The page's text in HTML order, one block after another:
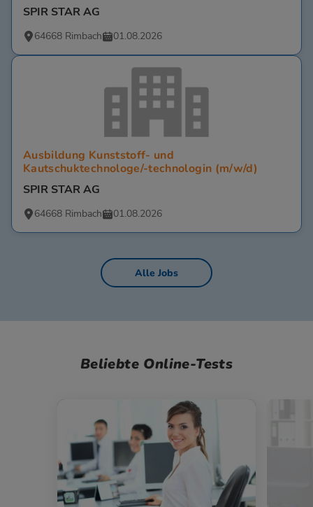
SPIR STAR AG
64668 Rimbach 01.08.2026
Ausbildung Kunststoff- und
Kautschuktechnologe/-technologin (m/w/d)
SPIR STAR AG
64668 Rimbach 01.08.2026
Alle Jobs
Beliebte Online-Tests